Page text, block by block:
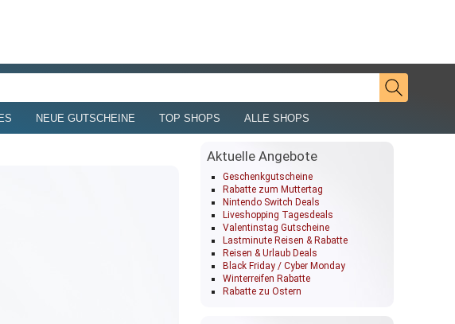
NEUE GUTSCHEINE TOP SHOPS ALLE SHOPS
Aktuelle Angebote
Geschenkgutscheine
Rabatte zum Muttertag
Nintendo Switch Deals
Liveshopping Tagesdeals
Valentinstag Gutscheine
Lastminute Reisen & Rabatte
Reisen & Urlaub Deals
Black Friday / Cyber Monday
Winterreifen Rabatte
Rabatte zu Ostern